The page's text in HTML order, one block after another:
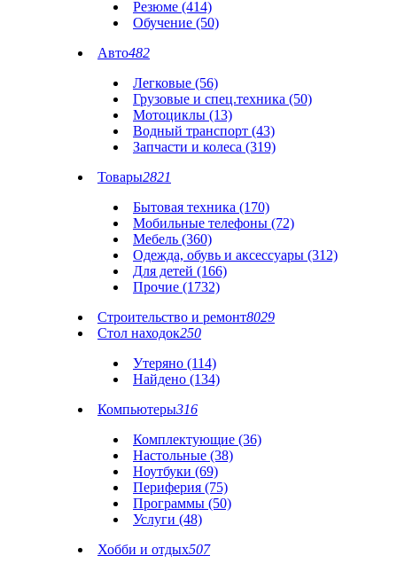
Резюме (414)
Обучение (50)
Авто482
Легковые (56)
Грузовые и спец.техника (50)
Мотоциклы (13)
Водный транспорт (43)
Запчасти и колеса (319)
Товары2821
Бытовая техника (170)
Мобильные телефоны (72)
Мебель (360)
Одежда, обувь и аксессуары (312)
Для детей (166)
Прочие (1732)
Строительство и ремонт8029
Стол находок250
Утеряно (114)
Найдено (134)
Компьютеры316
Комплектующие (36)
Настольные (38)
Ноутбуки (69)
Периферия (75)
Программы (50)
Услуги (48)
Хобби и отдых507